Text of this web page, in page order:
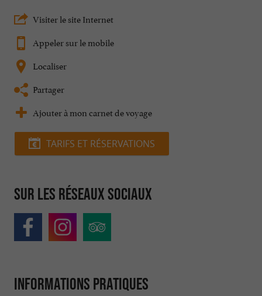
Visiter le site Internet
Appeler sur le mobile
Localiser
Partager
Ajouter à mon carnet de voyage
TARIFS ET RÉSERVATIONS
Sur les réseaux sociaux
Informations pratiques